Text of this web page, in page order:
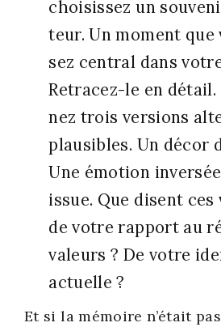
choi­sis­sez un
teur. Un moment
sez cen­tral dans
Retra­cez-le en
nez trois ver­sions
plau­sibles. Un décor
Une émo­tion
issue. Que disent
de votre rap­port au
valeurs ? De votre
actuelle ?
Et si la mémoire n’était